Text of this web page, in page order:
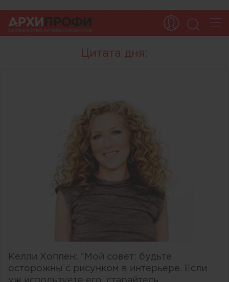
Цитата дня:
Келли Хоппен: "Мой совет: будьте
осторожны с рисунком в интерьере. Если